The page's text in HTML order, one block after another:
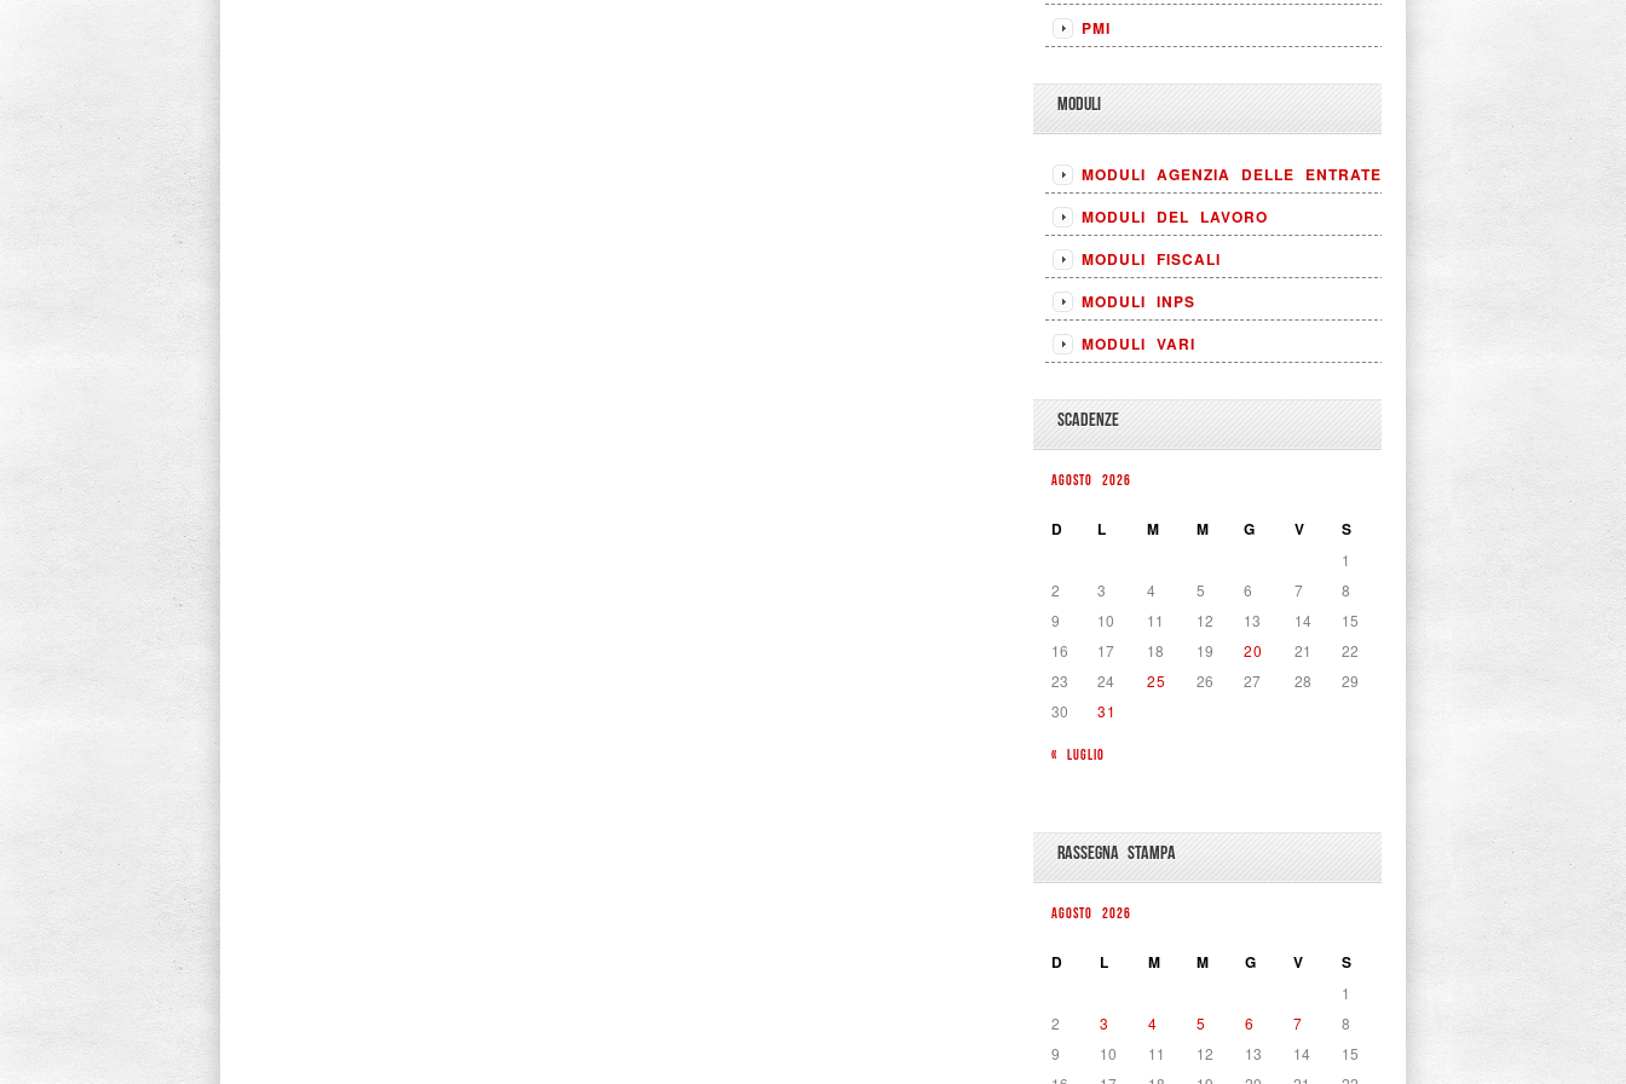
PMI
MODULI
MODULI AGENZIA DELLE ENTRATE
MODULI DEL LAVORO
MODULI FISCALI
MODULI INPS
MODULI VARI
SCADENZE
AGOSTO 2026
D L M M G V S
« LUGLIO
1
2
3 4 5 6 7
8
9
10 11 12 13 14
15
16
17 18 19 20 21
22
23
24 25 26 27 28
29
30
31
RASSEGNA STAMPA
AGOSTO 2026
D L M M G V S
1
2
3 4 5 6 7
8
9
10 11 12 13 14
15